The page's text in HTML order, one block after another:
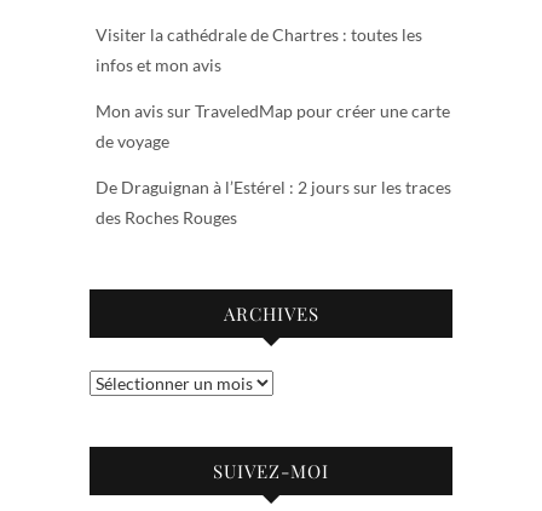
Visiter la cathédrale de Chartres : toutes les
infos et mon avis
Mon avis sur TraveledMap pour créer une carte
de voyage
De Draguignan à l’Estérel : 2 jours sur les traces
des Roches Rouges
ARCHIVES
Archives
SUIVEZ-MOI